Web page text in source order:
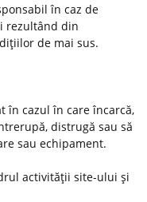
în caz de
rezultând din
de mai sus.
în cazul în care încarcă,
distrugă sau să
sau echipament.
activităţii site-ului şi